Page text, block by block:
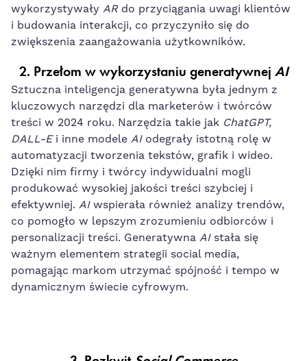
wykorzystywały ARdo przyciągania uwagi klientów
i budowania interakcji, co przyczyniło się do
zwiększenia zaangażowania użytkowników.
2. Przełom w wykorzystaniu generatywnej AI
Sztuczna inteligencja generatywna była jednym z
kluczowych narzędzi dla marketerów i twórców
treści w 2024 roku. Narzędzia takie jak ChatGPT,
DALL-Ei inne modele AIodegrały istotną rolę w
automatyzacji tworzenia tekstów, grafik i wideo.
Dzięki nim firmy i twórcy indywidualni mogli
produkować wysokiej jakości treści szybciej i
efektywniej. AIwspierała również analizy trendów,
co pomogło w lepszym zrozumieniu odbiorców i
personalizacji treści. Generatywna AI stała się
ważnym elementem strategii social media,
pomagając markom utrzymać spójność i tempo w
dynamicznym świecie cyfrowym.